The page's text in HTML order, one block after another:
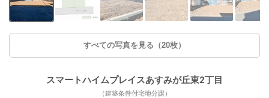
すべての写真を見る（20枚）
スマートハイムプレイスあすみが丘東2丁目
（建築条件付宅地分譲）